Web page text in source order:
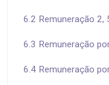
6.2 Remuneração 2,
6.3 Remuneração
6.4 Remuneração